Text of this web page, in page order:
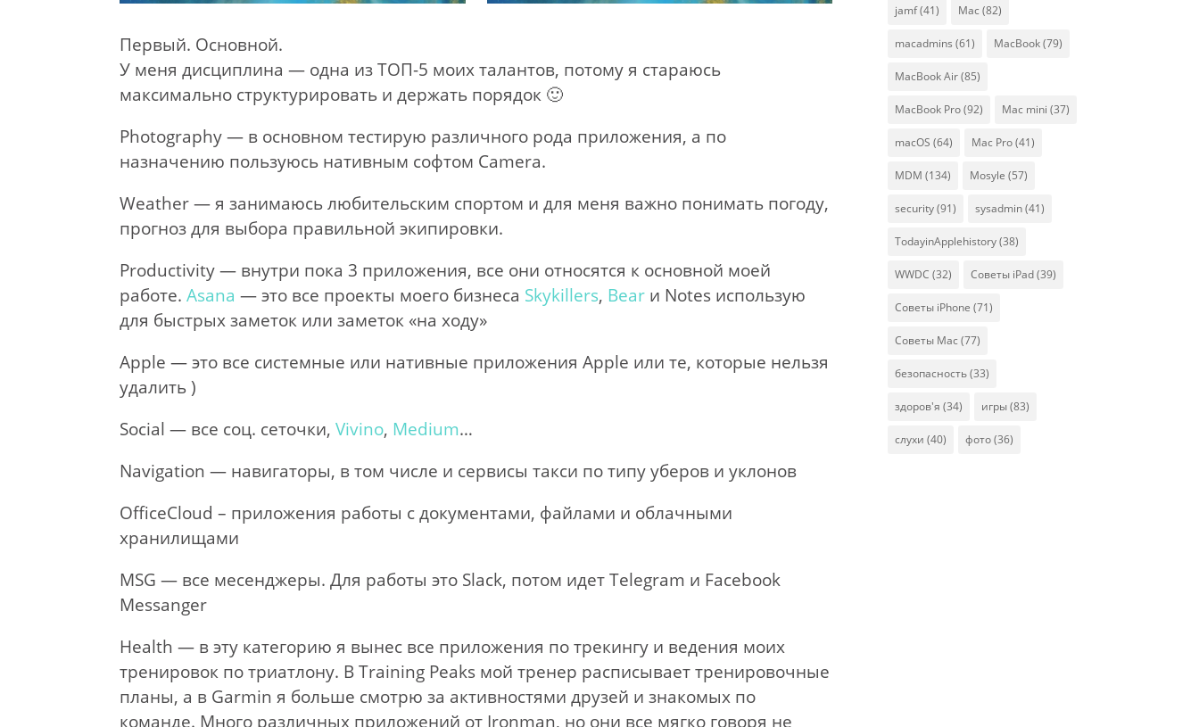
Первый. Основной.
У меня дисциплина — одна из ТОП-5 моих талантов, потому я стараюсь
максимально структурировать и держать порядок 🙂
Photography — в основном тестирую различного рода приложения, а по
назначению пользуюсь нативным софтом Camera.
Weather — я занимаюсь любительским спортом и для меня важно понимать погоду,
прогноз для выбора правильной экипировки.
Productivity — внутри пока 3 приложения, все они относятся к основной моей
работе.Asana — это все проекты моего бизнеса Skykillers, Bear и Notes использую
для быстрых заметок или заметок «на ходу»
Apple — это все системные или нативные приложения Apple или те, которые нельзя
удалить )
Social — все соц. сеточки,Vivino, Medium…
Navigation — навигаторы, в том числе и сервисы такси по типу уберов и уклонов
OfficeCloud – приложения работы с документами, файлами и облачными
хранилищами
MSG — все месенджеры. Для работы это Slack, потом идет Telegram и Facebook
Messanger
Health — в эту категорию я вынес все приложения по трекингу и ведения моих
тренировок по триатлону. В Training Peaks мой тренер расписывает тренировочные
планы, а в Garmin я больше смотрю за активностями друзей и знакомых по
команде. Много различных приложений от Ironman, но они все мягко говоря не
jamf(41) Mac (82)
macadmins (61) MacBook(79)
MacBook Air(85)
MacBook Pro(92) Mac mini (37)
macOS (64) Mac Pro(41)
MDM (134) Mosyle (57)
security(91) sysadmin(41)
TodayinApplehistory(38)
WWDC (32) Советы iPad(39)
Советы iPhone (71)
Советы Mac (77)
безопасность(33)
здоров'я (34) игры(83)
слухи (40) фото(36)